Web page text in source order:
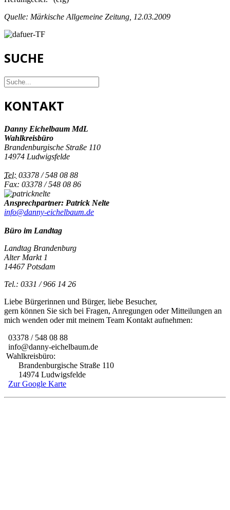
Quelle: Märkische Allgemeine Zeitung, 12.03.2009
SUCHE
KONTAKT
Danny Eichelbaum MdL
Wahlkreisbüro
Brandenburgische Straße 110
14974 Ludwigsfelde
Tel: 03378 / 548 08 88
Fax: 03378 / 548 08 86
Ansprechpartner: Patrick Nelte
info@danny-eichelbaum.de
Büro im Landtag
Landtag Brandenburg
Alter Markt 1
14467 Potsdam
Tel.: 0331 / 966 14 26
Liebe Bürgerinnen und Bürger, liebe Besucher,
gern können Sie sich bei Fragen, Anregungen oder Mitteilungen an
mich wenden oder mit meinem Team Kontakt aufnehmen:
03378 / 548 08 88
info@danny-eichelbaum.de
Wahlkreisbüro:
Brandenburgische Straße 110
14974 Ludwigsfelde
Zur Google Karte